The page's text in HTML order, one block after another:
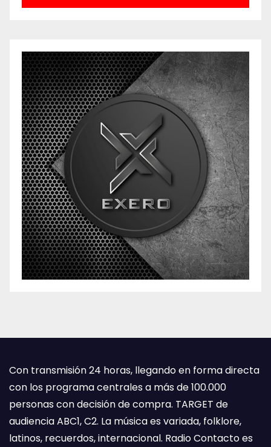
Con transmisión 24 horas, llegando en forma directa
con los programa centrales a más de 100.000
personas con decisión de compra. TARGET de
audiencia ABC1, C2. La música es variada, folklore,
latinos, recuerdos, internacional. Radio Contacto es